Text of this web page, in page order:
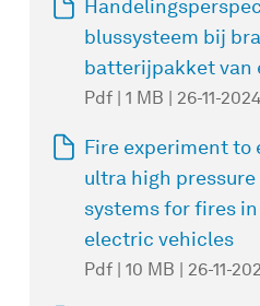
blussysteem bij
batterijpakket van
Pdf | 1 MB | 26-11-2024
Fire experiment to
ultra high
systems for fires
electric vehicles
Pdf | 10 MB | 26-11-